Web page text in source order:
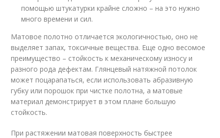
помощью штукатурки крайне сложно – на это нужно
много времени и сил.
Матовое полотно отличается экологичностью, оно не
выделяет запах, токсичные вещества. Еще одно весомое
преимущество – стойкость к механическому износу и
разного рода дефектам. Глянцевый натяжной потолок
может поцарапаться, если использовать абразивную
губку или порошок при чистке полотна, а матовые
материал демонстрирует в этом плане большую
стойкость.
При растяжении матовая поверхность быстрее